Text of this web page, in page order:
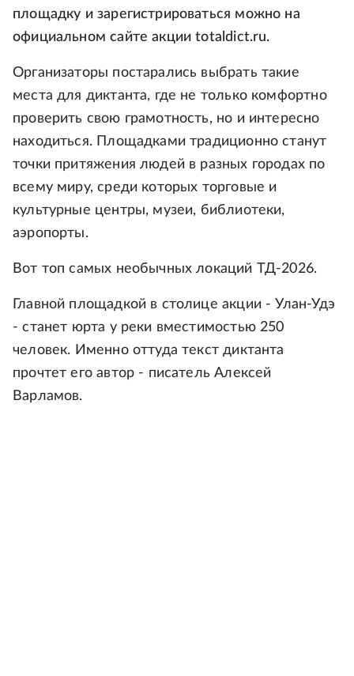
площадку и зарегистрироваться можно на
официальном сайте акции totaldict.ru.
Организаторы постарались выбрать такие
места для диктанта, где не только комфортно
проверить свою грамотность, но и интересно
находиться. Площадками традиционно станут
точки притяжения людей в разных городах по
всему миру, среди которых торговые и
культурные центры, музеи, библиотеки,
аэропорты.
Вот топ самых необычных локаций ТД-2026.
Главной площадкой в столице акции - Улан-Удэ
- станет юрта у реки вместимостью 250
человек. Именно оттуда текст диктанта
прочтет его автор - писатель Алексей
Варламов.